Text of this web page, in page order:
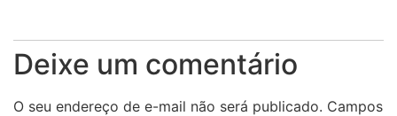
Deixe um comentário
O seu endereço de e-mail não será publicado. Campos